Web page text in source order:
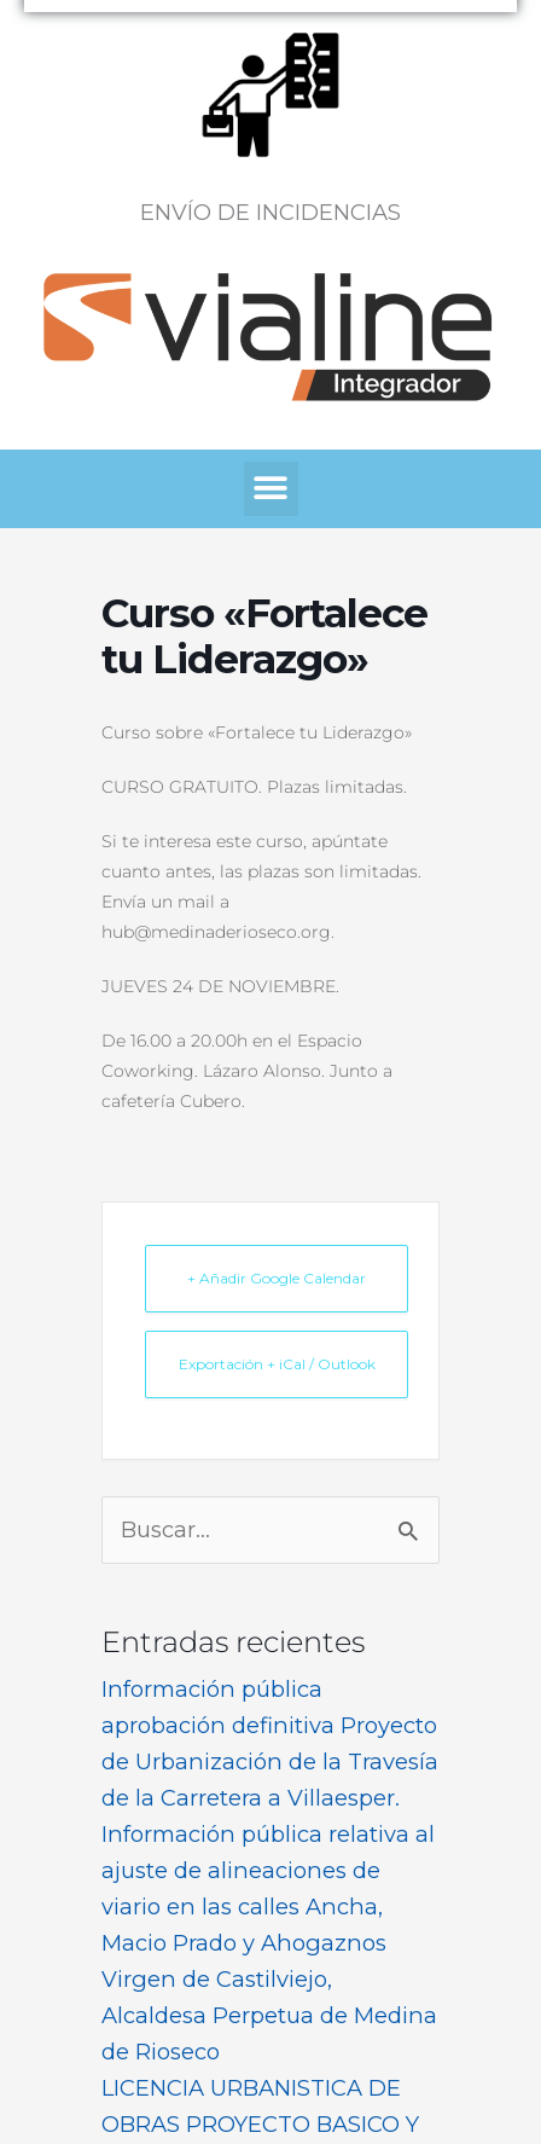
ENVÍO DE INCIDENCIAS
Menú
Curso «Fortalece
tu Liderazgo»
Curso sobre «Fortalece tu Liderazgo»
CURSO GRATUITO. Plazas limitadas.
Si te interesa este curso, apúntate
cuanto antes, las plazas son limitadas.
Envía un mail a
hub@medinaderioseco.org.
JUEVES 24 DE NOVIEMBRE.
De 16.00 a 20.00h en el Espacio
Coworking. Lázaro Alonso. Junto a
cafetería Cubero.
+ Añadir Google Calendar
Exportación + iCal / Outlook
Buscar
por:
Entradas recientes
Información pública
aprobación definitiva Proyecto
de Urbanización de la Travesía
de la Carretera a Villaesper.
Información pública relativa al
ajuste de alineaciones de
viario en las calles Ancha,
Macio Prado y Ahogaznos
Virgen de Castilviejo,
Alcaldesa Perpetua de Medina
de Rioseco
LICENCIA URBANISTICA DE
OBRAS PROYECTO BASICO Y